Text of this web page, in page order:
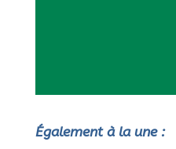
Également à la une :